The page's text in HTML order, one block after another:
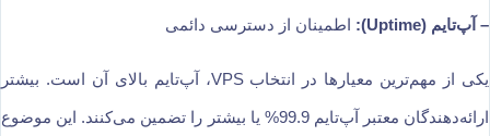
– آپ‌تایم (Uptime): اطمینان از دسترسی دائمی
یکی از مهم‌ترین معیارها در انتخاب VPS، آپ‌تایم بالای آن است. بیشتر
ارائه‌دهندگان معتبر آپ‌تایم 99.9% یا بیشتر را تضمین می‌کنند. این موضوع